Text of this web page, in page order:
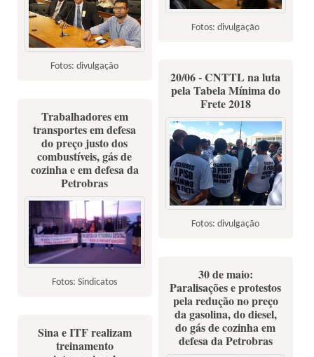
Fotos: divulgação
Fotos: divulgação
20/06 - CNTTL na luta
pela Tabela Mínima do
Frete 2018
Fotos: divulgação
Trabalhadores em
transportes em defesa
do preço justo dos
combustíveis, gás de
cozinha e em defesa da
Petrobras
Fotos: Sindicatos
30 de maio:
Paralisações e protestos
pela redução no preço
da gasolina, do diesel,
do gás de cozinha em
defesa da Petrobras
Sina e ITF realizam
treinamento